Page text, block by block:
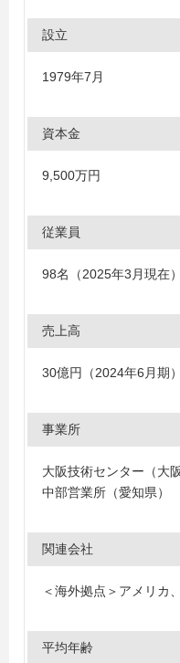
設立
1979年7月
資本金
9,500万円
従業員
98名（2025年3月現在）
売上高
30億円（2024年6月期）
事業所
大阪技術センター（大
中部営業所（愛知県）
関連会社
＜海外拠点＞アメリカ
平均年齢